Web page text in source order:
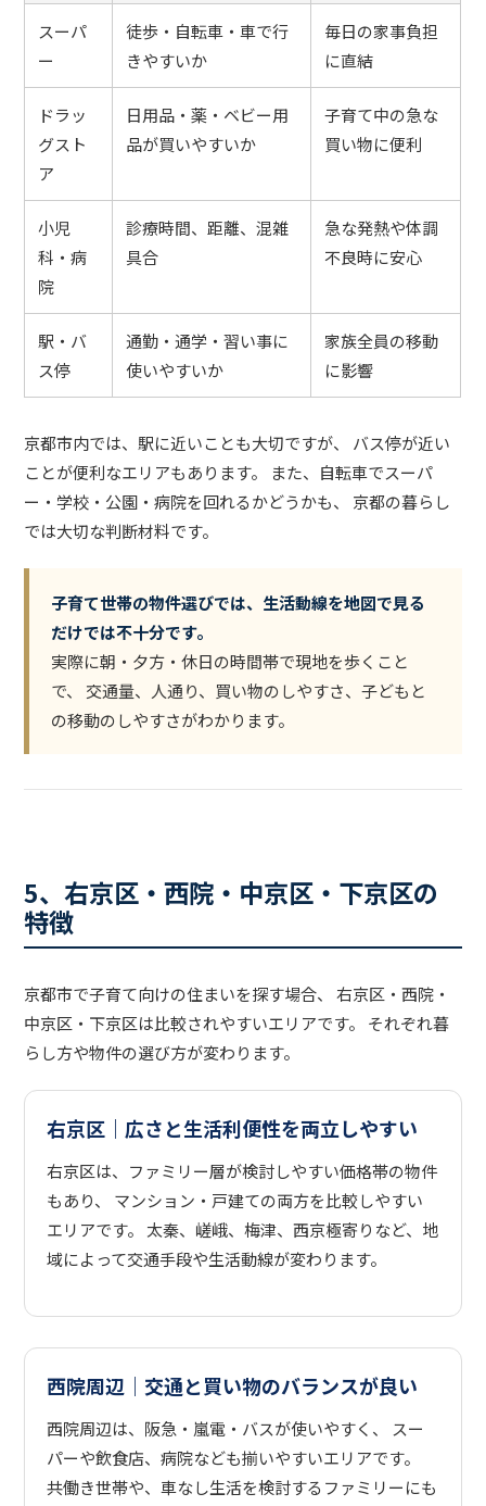
スーパ
ー
徒歩・自転車・車で行
きやすいか
毎日の家事負担
に直結
ドラッ
グスト
ア
日用品・薬・ベビー用
品が買いやすいか
子育て中の急な
買い物に便利
小児
科・病
院
診療時間、距離、混雑
具合
急な発熱や体調
不良時に安心
駅・バ
ス停
通勤・通学・習い事に
使いやすいか
家族全員の移動
に影響
京都市内では、駅に近いことも大切ですが、 バス停が近い
ことが便利なエリアもあります。 また、自転車でスーパ
ー・学校・公園・病院を回れるかどうかも、 京都の暮らし
では大切な判断材料です。
子育て世帯の物件選びでは、生活動線を地図で見る
だけでは不十分です。
実際に朝・夕方・休日の時間帯で現地を歩くこと
で、 交通量、人通り、買い物のしやすさ、子どもと
の移動のしやすさがわかります。
5、右京区・西院・中京区・下京区の
特徴
京都市で子育て向けの住まいを探す場合、 右京区・西院・
中京区・下京区は比較されやすいエリアです。 それぞれ暮
らし方や物件の選び方が変わります。
右京区｜広さと生活利便性を両立しやすい
右京区は、ファミリー層が検討しやすい価格帯の物件
もあり、 マンション・戸建ての両方を比較しやすい
エリアです。 太秦、嵯峨、梅津、西京極寄りなど、地
域によって交通手段や生活動線が変わります。
西院周辺｜交通と買い物のバランスが良い
西院周辺は、阪急・嵐電・バスが使いやすく、 スー
パーや飲食店、病院なども揃いやすいエリアです。
共働き世帯や、車なし生活を検討するファミリーにも